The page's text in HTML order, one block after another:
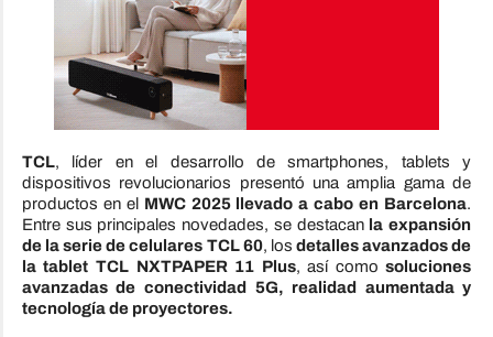
TCL, líder en el desarrollo de smartphones, tablets y
dispositivos revolucionarios presentó una amplia gama de
productos en el MWC 2025 llevado a cabo en Barcelona.
Entre sus principales novedades, se destacan la expansión
de la serie de celulares TCL60, los detalles avanzados de
la tablet TCL NXTPAPER 11 Plus, así comosoluciones
avanzadas de conectividad 5G, realidad aumentada y
tecnología de proyectores.